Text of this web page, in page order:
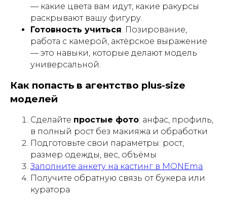
— какие цвета вам идут, какие ракурсы
раскрывают вашу фигуру.
Готовность учиться. Позирование,
работа с камерой, актёрское выражение
— это навыки, которые делают модель
универсальной.
Как попасть в агентство plus-size
моделей
Сделайте простые фото: анфас, профиль,
в полный рост без макияжа и обработки
Подготовьте свои параметры: рост,
размер одежды, вес, объёмы
Заполните анкету на кастинг в MONEma
Получите обратную связь от букера или
куратора
Написать в Telegram
MONEma ШКОЛА
Наставники
Отзывы Я.Карты
Модели в Азии
ПРОДУКТЫ
Модельное портфолио
Модельные снепы
Актерская визитка